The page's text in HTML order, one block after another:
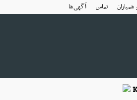
همیاران تماس آگهی‌ها